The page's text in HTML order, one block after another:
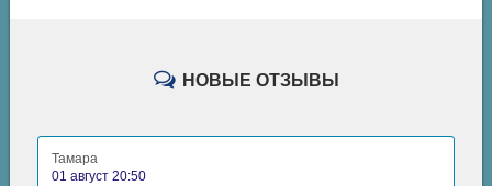
НОВЫЕ ОТЗЫВЫ
Тамара
01 август 20:50